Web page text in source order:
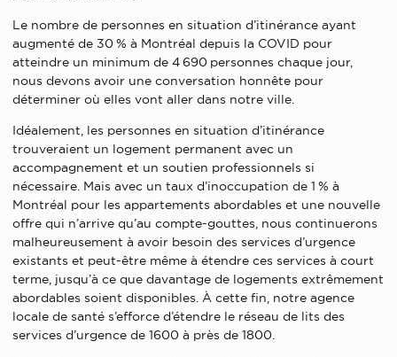
Le nombre de personnes en situation d’itinérance ayant
augmenté de 30 % à Montréal depuis la COVID pour
atteindre un minimum de 4 690 personnes chaque jour,
nous devons avoir une conversation honnête pour
déterminer où elles vont aller dans notre ville.
Idéalement, les personnes en situation d’itinérance
trouveraient un logement permanent avec un
accompagnement et un soutien professionnels si
nécessaire. Mais avec un taux d’inoccupation de 1 % à
Montréal pour les appartements abordables et une nouvelle
offre qui n’arrive qu’au compte-gouttes, nous continuerons
malheureusement à avoir besoin des services d’urgence
existants et peut-être même à étendre ces services à court
terme, jusqu’à ce que davantage de logements extrêmement
abordables soient disponibles. À cette fin, notre agence
locale de santé s’efforce d’étendre le réseau de lits des
services d’urgence de 1600 à près de 1800.